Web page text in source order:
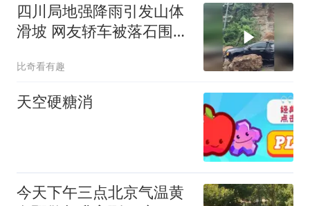
四川局地强降雨引发山体
滑坡 网友轿车被落石围困
比奇看有趣
天空硬糖消
今天下午三点北京气温黄